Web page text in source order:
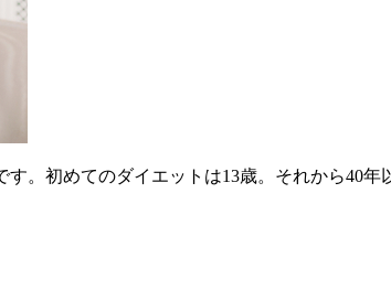
。初めてのダイエットは13歳。それから40